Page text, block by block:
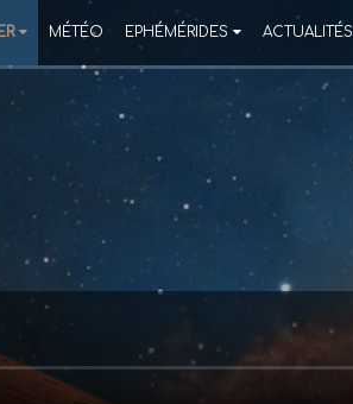
MÉTÉO EPHÉMÉRIDES ACTUALITÉS